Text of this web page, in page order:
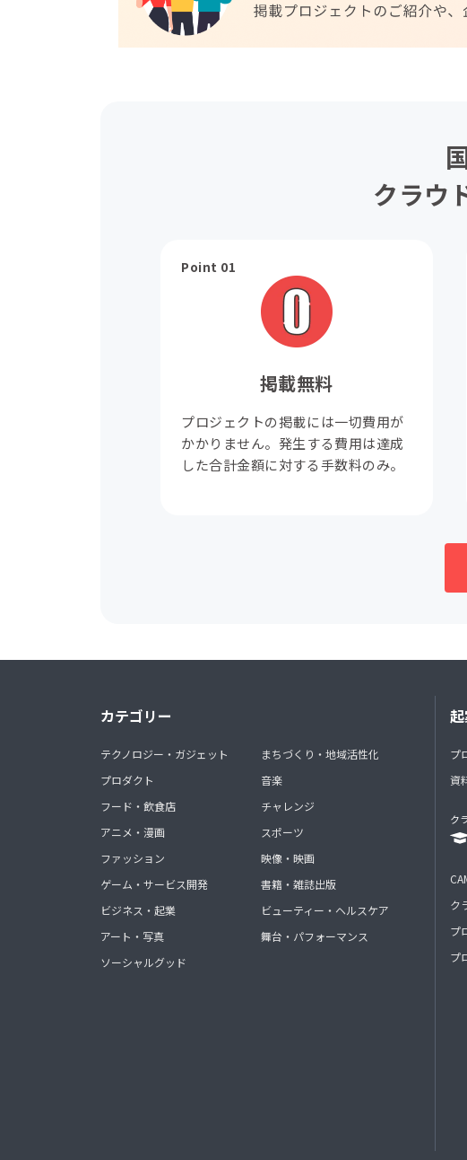
クラウ
Point 01
掲載無料
プロジェクトの掲載には一切費用が
かかりません。発生する費用は達成
した合計金額に対する手数料のみ。
カテゴリー
テクノロジー・ガジェット
プロダクト
フード・飲食店
アニメ・漫画
ファッション
ゲーム・サービス開発
ビジネス・起業
アート・写真
ソーシャルグッド
まちづくり・地域活性化
音楽
チャレンジ
スポーツ
映像・映画
書籍・雑誌出版
ビューティー・ヘルスケア
舞台・パフォーマンス
プ
資
ク
ク
プ
プ